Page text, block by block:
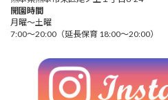
開園時間
月曜～土曜
7:00～20:00（延長保育 18:00～20:00）